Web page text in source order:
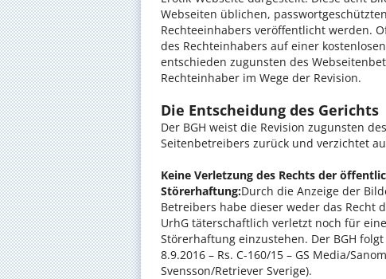
Webseiten üblichen,
Rechteeinhabers veröffentlicht werden.
des Rechteinhabers auf einer
entschieden zugunsten des
Rechteinhaber im Wege der Revision.
Die Entscheidung des Gerichts
Der BGH weist die Revision zugunsten
Seitenbetreibers zurück und verzichtet
Keine Verletzung des Rechts der
Störerhaftung:Durch die Anzeige der
Betreibers habe dieser weder das Recht
UrhG täterschaftlich verletzt noch für
Störerhaftung einzustehen. Der BGH
8.9.2016 – Rs. C-160/15 – GS Media/
Svensson/Retriever Sverige).